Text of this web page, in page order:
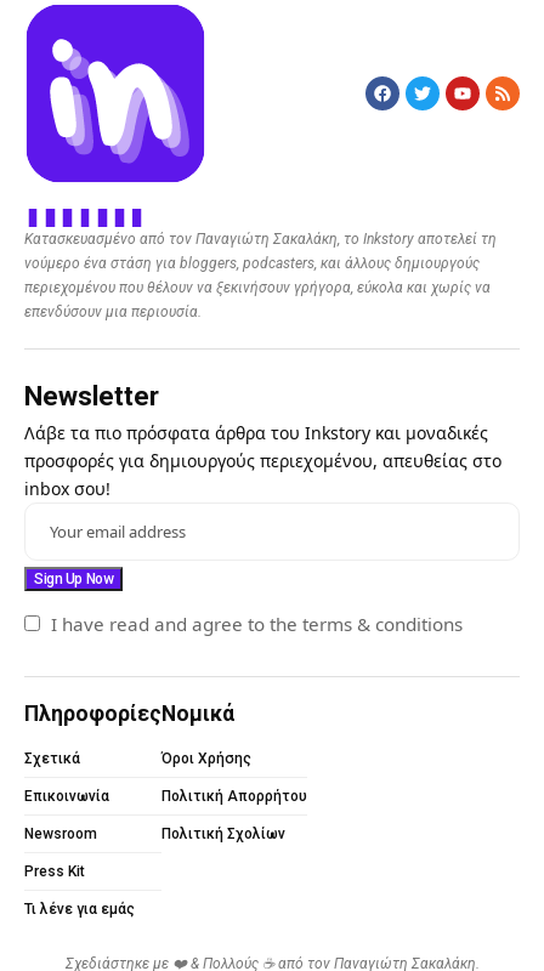
Κατασκευασμένο από τον Παναγιώτη Σακαλάκη, το Inkstory αποτελεί τη
νούμερο ένα στάση για bloggers, podcasters, και άλλους δημιουργούς
περιεχομένου που θέλουν να ξεκινήσουν γρήγορα, εύκολα και χωρίς να
επενδύσουν μια περιουσία.
Newsletter
Λάβε τα πιο πρόσφατα άρθρα του Inkstory και μοναδικές
προσφορές για δημιουργούς περιεχομένου, απευθείας στο
inbox σου!
I have read and agree to the terms & conditions
Πληροφορίες
Σχετικά
Επικοινωνία
Newsroom
Press Kit
Τι λένε για εμάς
Νομικά
Όροι Χρήσης
Πολιτική Απορρήτου
Πολιτική Σχολίων
Σχεδιάστηκε με ❤️ & Πολλούς ☕ από τον Παναγιώτη Σακαλάκη